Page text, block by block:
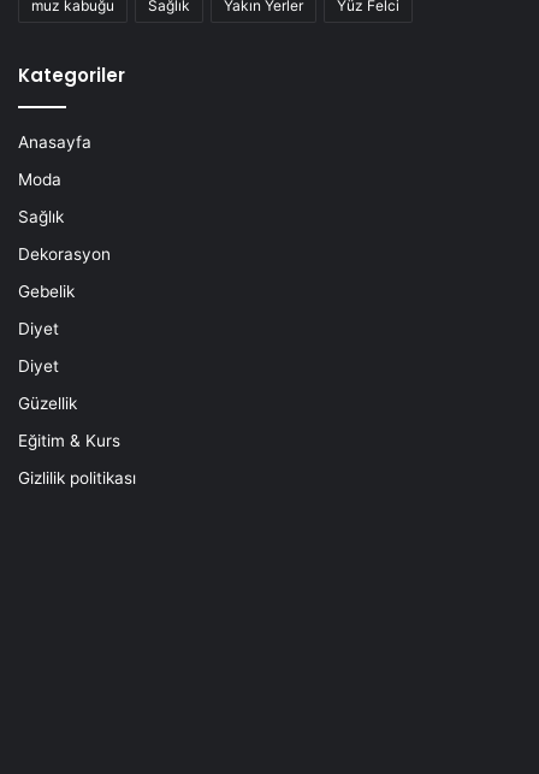
muz kabuğu Sağlık Yakın Yerler Yüz Felci
Kategoriler
Anasayfa
Moda
Sağlık
Dekorasyon
Gebelik
Diyet
Diyet
Güzellik
Eğitim & Kurs
Gizlilik politikası